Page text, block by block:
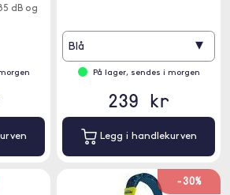
dB og
Blå ▾
På lager, sendes i morgen
239 kr
Legg i handlekurven
-30%